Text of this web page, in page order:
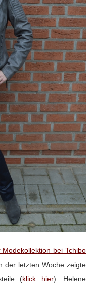
bei Tchibo
der letzten Woche zeigte
(klick hier). Helene